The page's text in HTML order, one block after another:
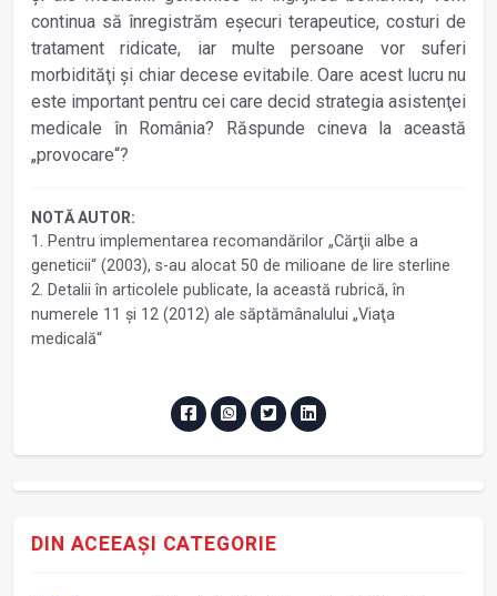
continua să înregistrăm eşecuri terapeutice, costuri de
tratament ridicate, iar multe persoane vor suferi
morbidităţi şi chiar decese evitabile. Oare acest lucru nu
este important pentru cei care decid strategia asistenţei
medicale în România? Răspunde cineva la această
„provocare“?
NOTĂ AUTOR:
1. Pentru implementarea recomandărilor „Cărţii albe a
geneticii“ (2003), s-au alocat 50 de milioane de lire sterline
2. Detalii în articolele publicate, la această rubrică, în
numerele 11 şi 12 (2012) ale săptămânalului „Viaţa
medicală“
DIN ACEEAȘI CATEGORIE